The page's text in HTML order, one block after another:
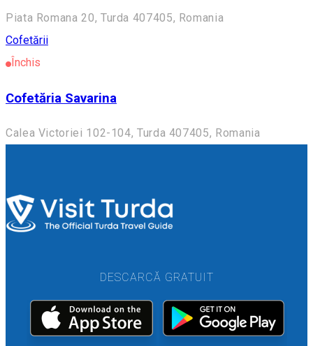
Piata Romana 20, Turda 407405, Romania
Cofetării
Închis
Cofetăria Savarina
Calea Victoriei 102-104, Turda 407405, Romania
DESCARCĂ GRATUIT